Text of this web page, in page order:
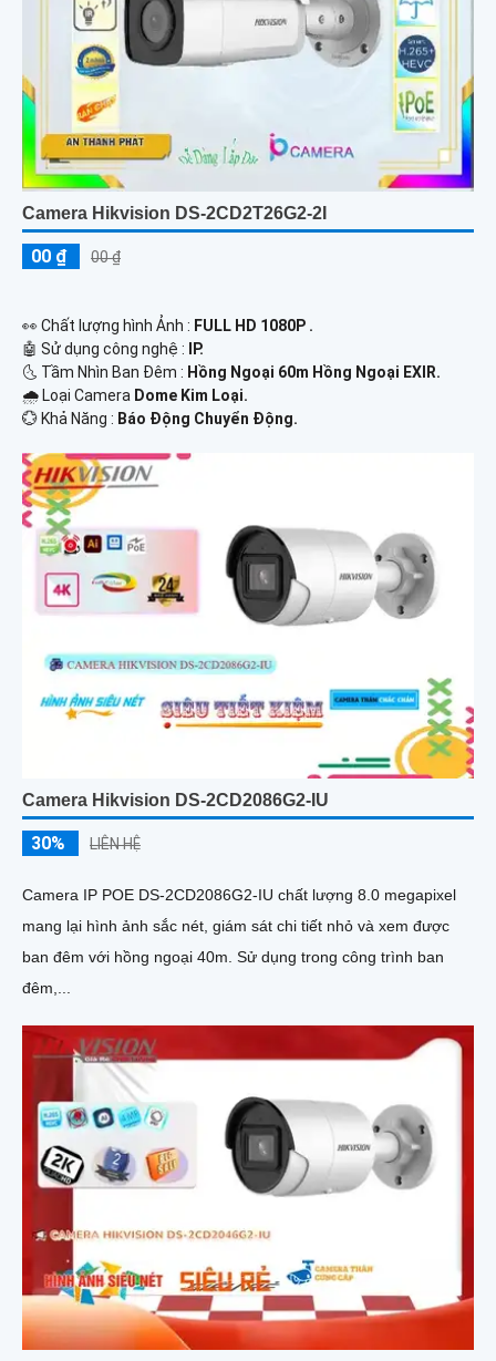
Camera Hikvision DS-2CD2T26G2-2I
00 ₫ 00 ₫
️👀 Chất lượng hình Ảnh : FULL HD 1080P .
🤖️ Sử dụng công nghệ :
IP.
🌜 Tầm Nhìn Ban Đêm : Hồng Ngoại 60m Hồng Ngoại EXIR.
🌧️ Loại Camera Dome Kim Loại.
️💮 Khả Năng : Báo Động Chuyển Động.
Camera Hikvision DS-2CD2086G2-IU
30% LIÊN HỆ
Camera IP POE DS-2CD2086G2-IU chất lượng 8.0 megapixel
mang lại hình ảnh sắc nét, giám sát chi tiết nhỏ và xem được
ban đêm với hồng ngoại 40m. Sử dụng trong công trình ban
đêm,...